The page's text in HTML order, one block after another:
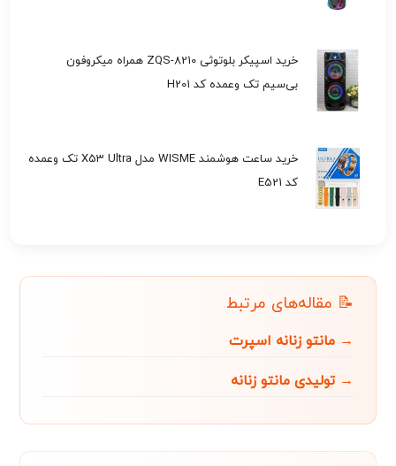
خرید اسپیکر بلوتوثی ZQS-8210 همراه میکروفون
بی‌سیم تک وعمده کد H201
خرید ساعت هوشمند WISME مدل X53 Ultra تک وعمده
کد E521
📝 مقاله‌های مرتبط
→ مانتو زنانه اسپرت
→ تولیدی مانتو زنانه